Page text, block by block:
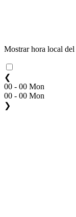
Mostrar hora local
❮
00 - 00 Mon
00 - 00 Mon
❯